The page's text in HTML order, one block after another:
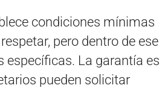
condiciones mínimas
pero dentro de ese
específicas. La garantía es
pueden solicitar